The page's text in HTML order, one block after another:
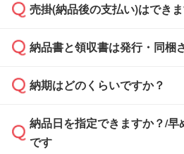
依頼いただいた場合は、翌営
銀行振込のみのご対応とな
売掛(納品後の支払い)はでき
基本的には先入金をお願いし
どの場合は、月末締め翌月末
また、卒業・卒園記念品で対
納品書と領収書は発行・同梱
納品書・領収書は ご依頼を
ず、通常はPDFデータをメ
ます。
納期はどのくらいですか？
・印刷する場合(500個程度)
ご入金、イメージ画像の校
納品日を指定できますか？/
です